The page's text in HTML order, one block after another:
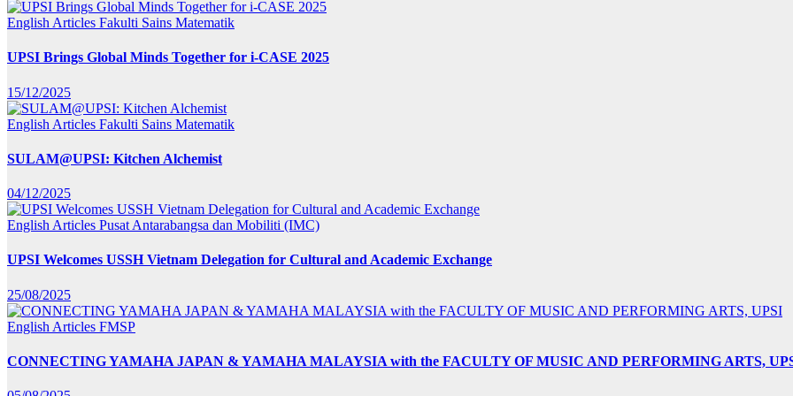
English Articles Fakulti Sains Matematik
UPSI Brings Global Minds Together for i-CASE 2025
15/12/2025
English Articles Fakulti Sains Matematik
SULAM@UPSI: Kitchen Alchemist
04/12/2025
English Articles Pusat Antarabangsa dan Mobiliti (IMC)
UPSI Welcomes USSH Vietnam Delegation for Cultural and Academic Exchange
25/08/2025
English Articles FMSP
CONNECTING YAMAHA JAPAN & YAMAHA MALAYSIA with the FACULTY OF MUSIC AND PERFORMING ARTS,